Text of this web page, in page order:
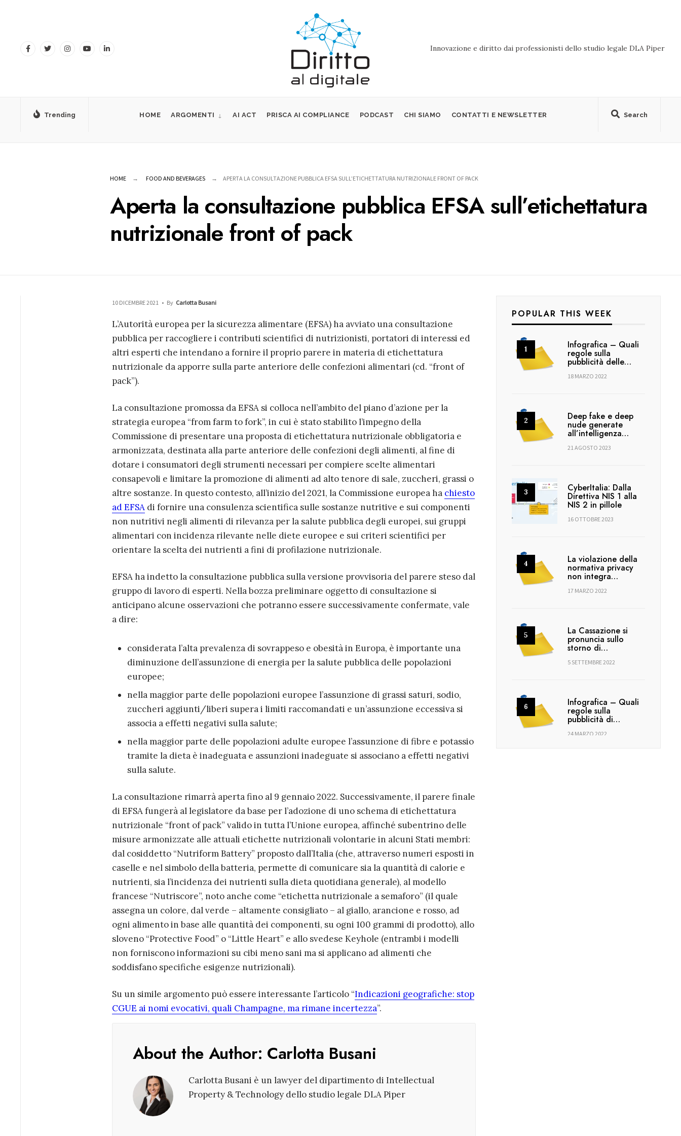
Innovazione e diritto dai professionisti dello studio legale DLA Piper
Trending Search
HOME ARGOMENTI AI ACT PRISCA AI COMPLIANCE PODCAST CHI SIAMO CONTATTI E NEWSLETTER
HOME FOOD AND BEVERAGES APERTA LA CONSULTAZIONE PUBBLICA EFSA SULL’ETICHETTATURA NUTRIZIONALE FRONT OF PACK
Aperta la consultazione pubblica EFSA sull’etichettatura
nutrizionale front of pack
10 DICEMBRE 2021 • By Carlotta Busani
L’Autorità europea per la sicurezza alimentare (EFSA) ha avviato una consultazione
pubblica per raccogliere i contributi scientifici di nutrizionisti, portatori di interessi ed
altri esperti che intendano a fornire il proprio parere in materia di etichettatura
nutrizionale da apporre sulla parte anteriore delle confezioni alimentari (cd. “front of
pack”).
La consultazione promossa da EFSA si colloca nell’ambito del piano d’azione per la
strategia europea “from farm to fork”, in cui è stato stabilito l’impegno della
Commissione di presentare una proposta di etichettatura nutrizionale obbligatoria e
armonizzata, destinata alla parte anteriore delle confezioni degli alimenti, al fine di
dotare i consumatori degli strumenti necessari per compiere scelte alimentari
consapevoli e limitare la promozione di alimenti ad alto tenore di sale, zuccheri, grassi o
altre sostanze. In questo contesto, all’inizio del 2021, la Commissione europea ha chiesto
ad EFSAdi fornire una consulenza scientifica sulle sostanze nutritive e sui componenti
non nutritivi negli alimenti di rilevanza per la salute pubblica degli europei, sui gruppi
alimentari con incidenza rilevante nelle diete europee e sui criteri scientifici per
orientare la scelta dei nutrienti a fini di profilazione nutrizionale.
EFSA ha indetto la consultazione pubblica sulla versione provvisoria del parere steso dal
gruppo di lavoro di esperti. Nella bozza preliminare oggetto di consultazione si
anticipano alcune osservazioni che potranno essere successivamente confermate, vale
a dire:
considerata l’alta prevalenza di sovrappeso e obesità in Europa, è importante una
diminuzione dell’assunzione di energia per la salute pubblica delle popolazioni
europee;
nella maggior parte delle popolazioni europee l’assunzione di grassi saturi, sodio,
zuccheri aggiunti/liberi supera i limiti raccomandati e un’assunzione eccessiva si
associa a effetti negativi sulla salute;
nella maggior parte delle popolazioni adulte europee l’assunzione di fibre e potassio
tramite la dieta è inadeguata e assunzioni inadeguate si associano a effetti negativi
sulla salute.
La consultazione rimarrà aperta fino al 9 gennaio 2022. Successivamente, il parere finale
di EFSA fungerà al legislatore da base per l’adozione di uno schema di etichettatura
nutrizionale “front of pack” valido in tutta l’Unione europea, affinché subentrino delle
misure armonizzate alle attuali etichette nutrizionali volontarie in alcuni Stati membri:
dal cosiddetto “Nutriform Battery” proposto dall’Italia (che, attraverso numeri esposti in
caselle e nel simbolo della batteria, permette di comunicare sia la quantità di calorie e
nutrienti, sia l’incidenza dei nutrienti sulla dieta quotidiana generale), al modello
francese “Nutriscore”, noto anche come “etichetta nutrizionale a semaforo” (il quale
assegna un colore, dal verde – altamente consigliato – al giallo, arancione e rosso, ad
ogni alimento in base alle quantità dei componenti, su ogni 100 grammi di prodotto), allo
sloveno “Protective Food” o “Little Heart” e allo svedese Keyhole (entrambi i modelli
non forniscono informazioni su cibi meno sani ma si applicano ad alimenti che
soddisfano specifiche esigenze nutrizionali).
Su un simile argomento può essere interessante l’articolo “Indicazioni geografiche: stop
CGUE ai nomi evocativi, quali Champagne, ma rimane incertezza”.
About the Author: Carlotta Busani
Carlotta Busani è un lawyer del dipartimento di Intellectual
Property & Technology dello studio legale DLA Piper
POPULAR THIS WEEK
Infografica – Quali
regole sulla
pubblicità delle…
18 MARZO 2022
Deep fake e deep
nude generate
all’intelligenza…
21 AGOSTO 2023
CyberItalia: Dalla
Direttiva NIS 1 alla
NIS 2 in pillole
16 OTTOBRE 2023
La violazione della
normativa privacy
non integra…
17 MARZO 2022
La Cassazione si
pronuncia sullo
storno di…
5 SETTEMBRE 2022
Infografica – Quali
regole sulla
pubblicità di…
24 MARZO 2022